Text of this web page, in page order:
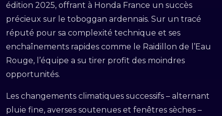
édition 2025, offrant à Honda France un succès
précieux sur le toboggan ardennais. Sur un tracé
réputé pour sa complexité technique et ses
enchaînements rapides comme le Raidillon de l’Eau
Rouge, l’équipe a su tirer profit des moindres
opportunités.
Les changements climatiques successifs – alternant
pluie fine, averses soutenues et fenêtres sèches –